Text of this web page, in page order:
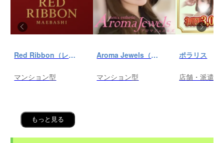
Red Ribbon（レッドリボン）前橋
マンション型
Aroma Jewels（アロマ ジュエルズ）秋葉原ルーム
マンション型
ポラリス
店舗・派遣
もっと見る